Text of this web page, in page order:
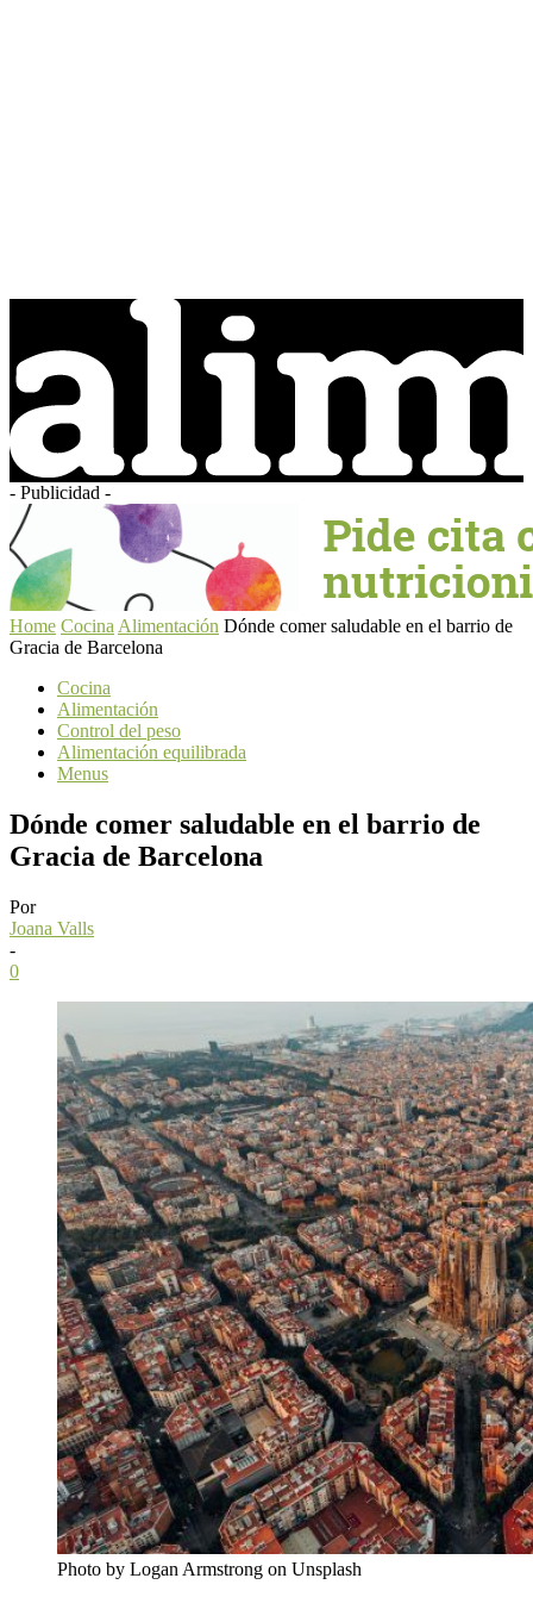
- Publicidad -
Home Cocina Alimentación Dónde comer saludable en el barrio de
Gracia de Barcelona
Cocina
Alimentación
Control del peso
Alimentación equilibrada
Menus
Dónde comer saludable en el barrio de
Gracia de Barcelona
Por
Joana Valls
-
0
Photo by Logan Armstrong on Unsplash